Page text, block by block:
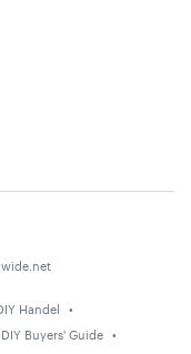
Handel
DIY Buyers' Guide